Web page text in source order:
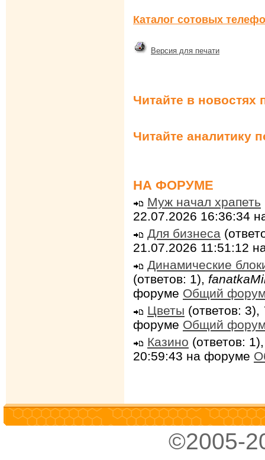
Каталог сотовых
Версия для печати
Читайте в новостях
Читайте аналитику
НА ФОРУМЕ
Муж начал храпеть
22.07.2026 16:36:34
Для бизнеса
21.07.2026 11:51:12
Динамические
(ответов: 1),
форуме Общий
Цветы (ответов: 3),
форуме Общий
Казино (ответов:
20:59:43 на форуме
©2005-